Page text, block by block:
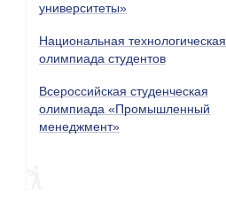
университеты»
Национальная технологическая
олимпиада студентов
Всероссийская студенческая
олимпиада «Промышленный
менеджмент»